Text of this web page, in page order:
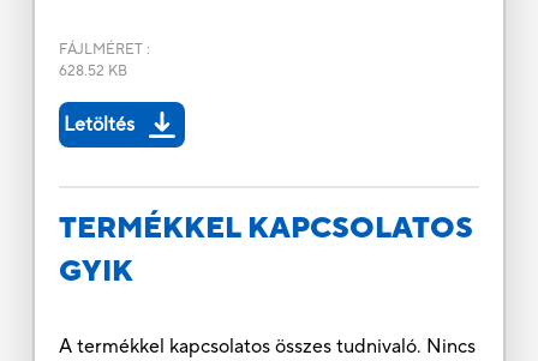
FÁJLMÉRET:
628.52 KB
Letöltés
TERMÉKKEL KAPCSOLATOS
GYIK
A termékkel kapcsolatos összes tudnivaló. Nincs